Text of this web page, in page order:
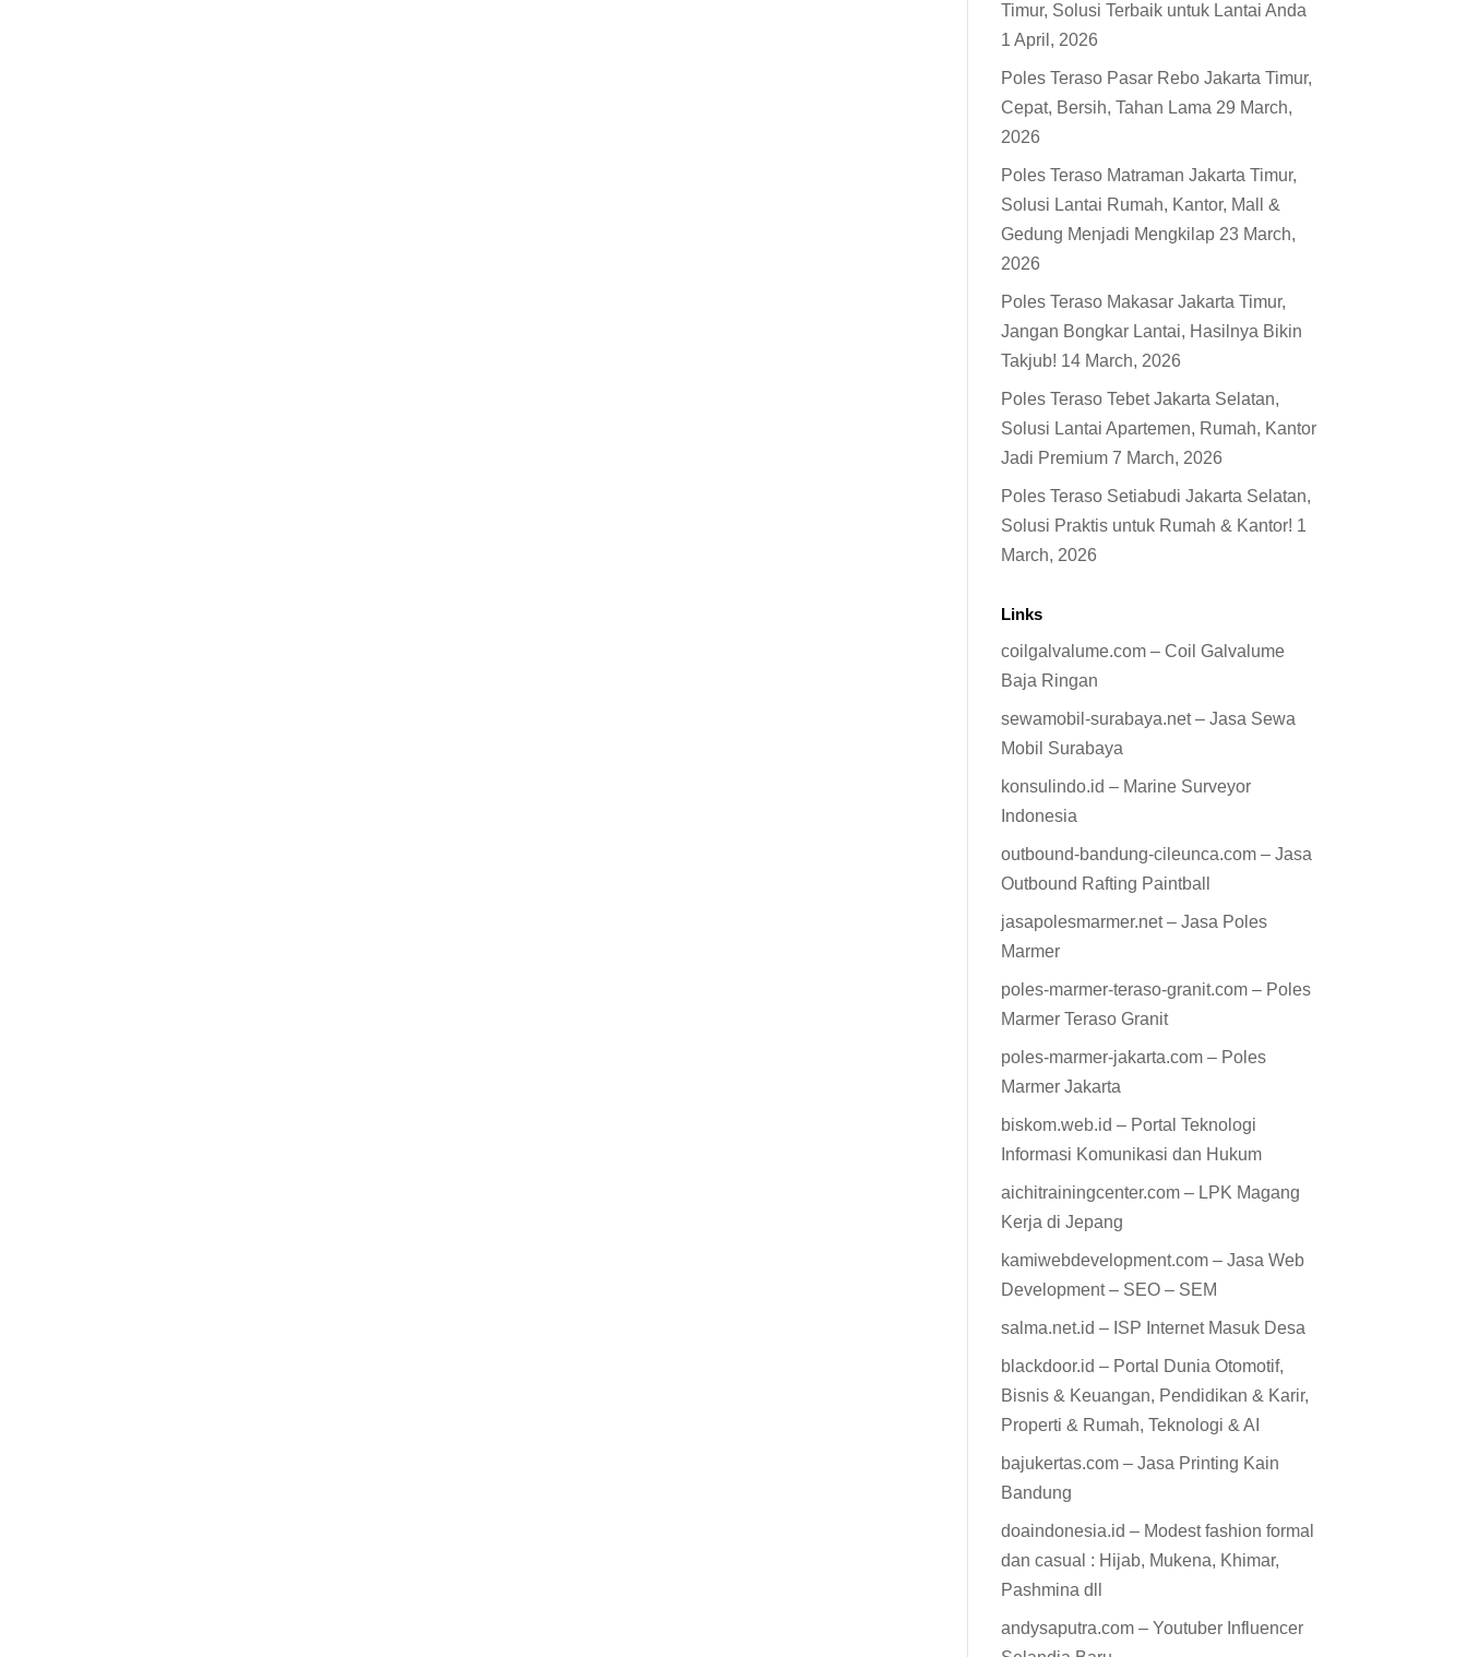
Timur, Solusi Terbaik untuk Lantai Anda
1 April, 2026
Poles Teraso Pasar Rebo Jakarta Timur,
Cepat, Bersih, Tahan Lama 29 March,
2026
Poles Teraso Matraman Jakarta Timur,
Solusi Lantai Rumah, Kantor, Mall &
Gedung Menjadi Mengkilap 23 March,
2026
Poles Teraso Makasar Jakarta Timur,
Jangan Bongkar Lantai, Hasilnya Bikin
Takjub! 14 March, 2026
Poles Teraso Tebet Jakarta Selatan,
Solusi Lantai Apartemen, Rumah, Kantor
Jadi Premium 7 March, 2026
Poles Teraso Setiabudi Jakarta Selatan,
Solusi Praktis untuk Rumah & Kantor! 1
March, 2026
Links
coilgalvalume.com – Coil Galvalume
Baja Ringan
sewamobil-surabaya.net – Jasa Sewa
Mobil Surabaya
konsulindo.id – Marine Surveyor
Indonesia
outbound-bandung-cileunca.com – Jasa
Outbound Rafting Paintball
jasapolesmarmer.net – Jasa Poles
Marmer
poles-marmer-teraso-granit.com – Poles
Marmer Teraso Granit
poles-marmer-jakarta.com – Poles
Marmer Jakarta
biskom.web.id – Portal Teknologi
Informasi Komunikasi dan Hukum
aichitrainingcenter.com – LPK Magang
Kerja di Jepang
kamiwebdevelopment.com – Jasa Web
Development – SEO – SEM
salma.net.id – ISP Internet Masuk Desa
blackdoor.id – Portal Dunia Otomotif,
Bisnis & Keuangan, Pendidikan & Karir,
Properti & Rumah, Teknologi & AI
bajukertas.com – Jasa Printing Kain
Bandung
doaindonesia.id – Modest fashion formal
dan casual : Hijab, Mukena, Khimar,
Pashmina dll
andysaputra.com – Youtuber Influencer